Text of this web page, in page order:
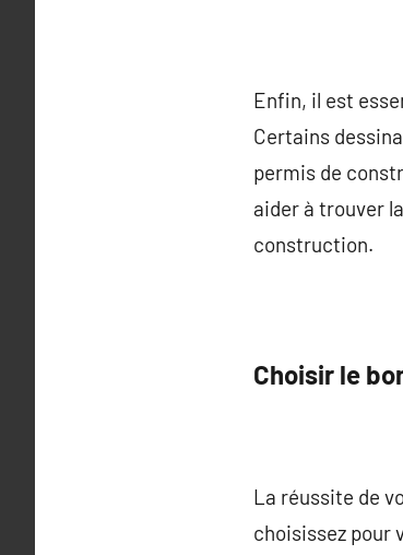
Enfin, il est
Certains
permis de
aider à trouver
construction.
Choisir le
La réussite de
choisissez pour